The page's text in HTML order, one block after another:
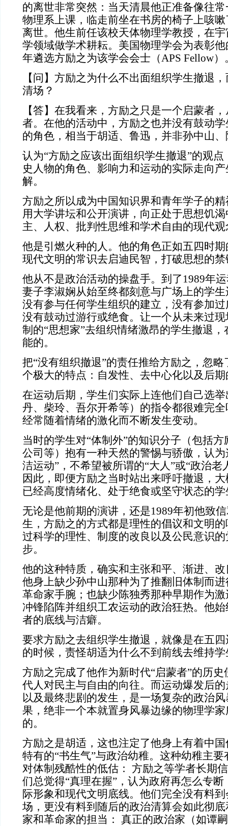
的离世非常突然：当天清晨他正准备像往
物理系上课，临走前坐在书房的椅子上咳
离世。他生前任该校天体物理学教授，在
学领域做学术耕耘。美国物理学会为表彰
年遴选方励之为该学会会士（APS Fellow）
【问】方励之为什么不出面组织学生撤退
清场？
【答】在我看来，方励之只是一个启蒙者
者。在他的活动中，方励之也并没有鼓动
的角色，相当于胡适、鲁迅，并非孙中山
认为“方励之应该出面组织学生撤退”的观
史人物的角色、影响力和运动的实际走向
解。
方励之所以成为中国知识界和青年学子的
用大学讲坛和公开演讲，向正处于思想饥
主、人权、批判性思维和学术自由的现代观
他是引燃火种的人。他的角色正如五四时
现代文明的常识去启迪民智，打破思想的禁
他从不是政治活动的操盘手。到了1989年
妻子李淑娴从始至终都刻意与广场上的学
没有参与任何学生组织的建立，没有参加
没有鼓动过游行或绝食。让一个从未来过
制的“思想家”去组织情绪激昂的学生撤退
能的。
把“没有组织撤退”的责任推给方励之，忽
个极大的特点：自发性、去中心化以及后
在运动后期，学生们实际上连他们自己选
丹、柴玲、吾尔开希等）的指令都很难完
经常随着情绪的激化而不断发生变动。
当时的学生对“体制外”的知识分子（包括
公司等）抱有一种天然的警惕与骄傲，认
洁运动”，不希望被所谓的“大人”或“政治老
因此，即便方励之当时站出来呼吁撤退，
已经高度情绪化、处于绝食或坚守状态的
无论是他前期的演讲，还是1989年初他致
生，方励之的方式都是理性的倡议和文明
过科学的理性、制度的改良以及公民意识
步。
他的这种特质，确实和主张和平、渐进、
他身上缺少孙中山那种为了推翻旧体制而
革命家手腕；也缺少陈独秀那种早期作为
冲锋陷阵并组织工农运动的政治狂热。他
者的底线与洁癖。
要求方励之去组织学生撤退，就像是在五
的时候，责怪胡适为什么不到前线去维持
方励之完成了他作为新时代“启蒙者”的历
代人对民主与自由的向往。而运动爆发后
以及最终悲剧的发生，是一场复杂的政治
果，绝非一个本就置身风暴边缘的物理学
的。
方励之是胡适，这也注定了他身上有着中
特有的“书生气”与政治幼稚。这种幼稚主
对体制残酷性的低估： 方励之等学者长期
们总觉得“真理在握”，认为政府再怎么专
际形象和现代文明底线。他们完全没有料
场，更没有料到随后的政治清算会如此彻
家和革命家的担当： 真正的政治家（如谭